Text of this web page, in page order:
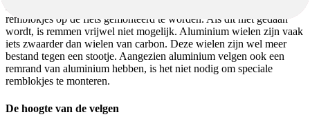
remrand, maar een remrand van carbon dan dienen speciale
remblokjes op de fiets gemonteerd te worden. Als dit niet gedaan
wordt, is remmen vrijwel niet mogelijk. Aluminium wielen zijn vaak
iets zwaarder dan wielen van carbon. Deze wielen zijn wel meer
bestand tegen een stootje. Aangezien aluminium velgen ook een
remrand van aluminium hebben, is het niet nodig om speciale
remblokjes te monteren.
De hoogte van de velgen